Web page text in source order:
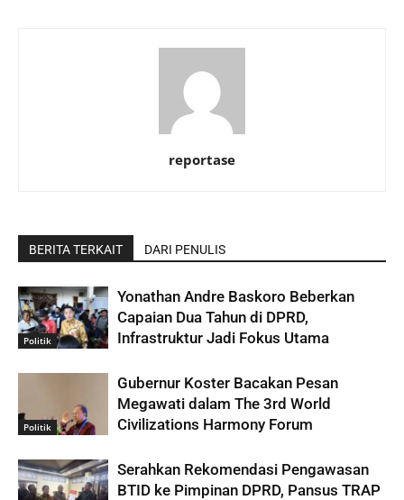
reportase
BERITA TERKAIT DARI PENULIS
Politik
Yonathan Andre Baskoro Beberkan
Capaian Dua Tahun di DPRD,
Infrastruktur Jadi Fokus Utama
Politik
Gubernur Koster Bacakan Pesan
Megawati dalam The 3rd World
Civilizations Harmony Forum
Serahkan Rekomendasi Pengawasan
BTID ke Pimpinan DPRD, Pansus TRAP